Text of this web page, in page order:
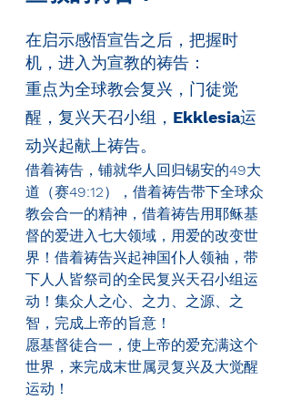
在启示感悟宣告之后，把握时
机，进入为宣教的祷告：
重点为全球教会复兴，门徒觉
醒，复兴天召小组， Ekklesia运
动兴起献上祷告。
借着祷告，铺就华人回归锡安的49大
道（赛49:12），借着祷告带下全球众
教会合一的精神，借着祷告用耶稣基
督的爱进入七大领域，用爱的改变世
界！借着祷告兴起神国仆人领袖，带
下人人皆祭司的全民复兴天召小组运
动！集众人之心、之力、之源、之
智，完成上帝的旨意！
愿基督徒合一，使上帝的爱充满这个
世界，来完成末世属灵复兴及大觉醒
运动！